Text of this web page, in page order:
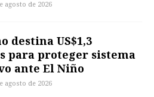
agosto de 2026
destina US$1,3
para proteger sistema
ante El Niño
agosto de 2026